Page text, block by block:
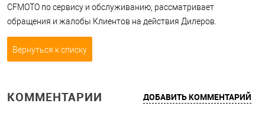
CFMOTO по сервису и обслуживанию, рассматривает
обращения и жалобы Клиентов на действия Дилеров.
Вернуться к списку
КОММЕНТАРИИ ДОБАВИТЬ КОММЕНТАРИЙ